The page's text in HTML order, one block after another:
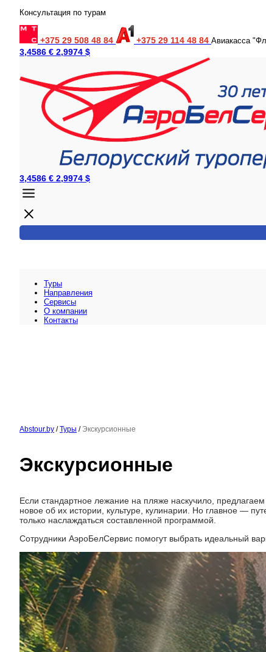
Консультация по турам
+375 29 508 48 84 +375 29 114 48 84 Авиакасса
3,4586 € 2,9974 $
3,4586 € 2,9974 $
Туры
Направления
Сервисы
O компании
Контакты
Abstour.by / Туры / Экскурсионные
Экскурсионные
Если стандартное лежание на пляже наскучило,
новое об их истории, культуре, кулинарии. Но главное —
только наслаждаться составленной программой.
Сотрудники АэроБелСервис помогут выбрать идеальный